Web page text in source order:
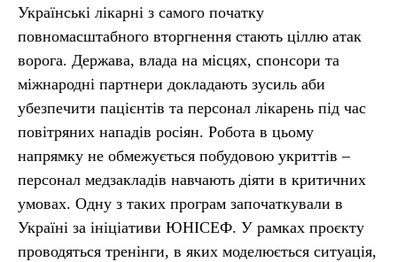
Українські лікарні з самого початку
повномасштабного вторгнення стають ціллю атак
ворога. Держава, влада на місцях, спонсори та
міжнародні партнери докладають зусиль аби
убезпечити пацієнтів та персонал лікарень під час
повітряних нападів росіян. Робота в цьому
напрямку не обмежується побудовою укриттів –
персонал медзакладів навчають діяти в критичних
умовах. Одну з таких програм започаткували в
Україні за ініціативи ЮНІСЕФ. У рамках проєкту
проводяться тренінги, в яких моделюється ситуація,